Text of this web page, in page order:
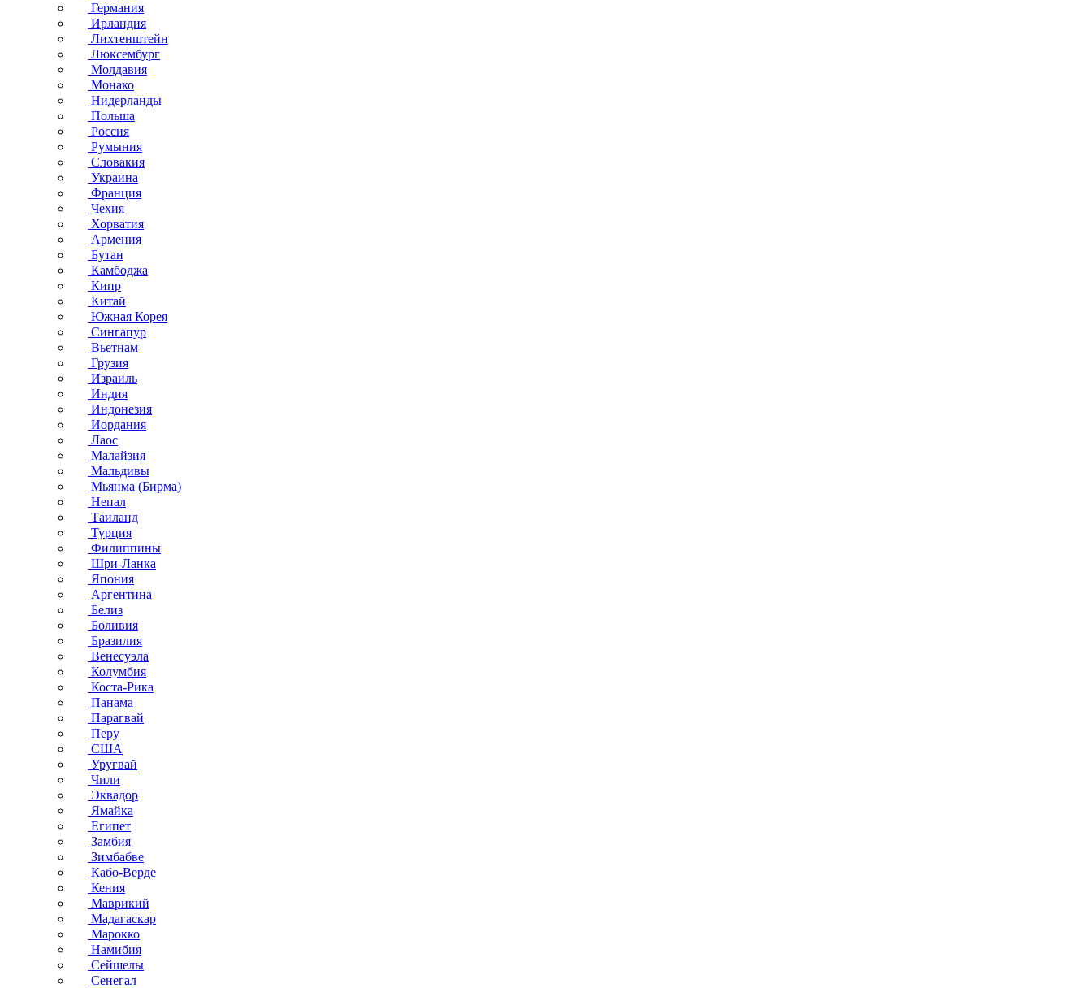
Германия
Ирландия
Лихтенштейн
Люксембург
Молдавия
Монако
Нидерланды
Польша
Россия
Румыния
Словакия
Украина
Франция
Чехия
Хорватия
Армения
Бутан
Камбоджа
Кипр
Китай
Южная Корея
Сингапур
Вьетнам
Грузия
Израиль
Индия
Индонезия
Иордания
Лаос
Малайзия
Мальдивы
Мьянма (Бирма)
Непал
Таиланд
Турция
Филиппины
Шри-Ланка
Япония
Аргентина
Белиз
Боливия
Бразилия
Венесуэла
Колумбия
Коста-Рика
Панама
Парагвай
Перу
США
Уругвай
Чили
Эквадор
Ямайка
Египет
Замбия
Зимбабве
Кабо-Верде
Кения
Маврикий
Мадагаскар
Марокко
Намибия
Сейшелы
Сенегал